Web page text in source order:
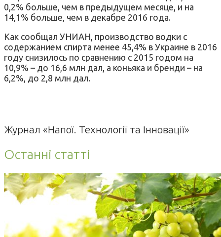
0,2% больше, чем в предыдущем месяце, и на
14,1% больше, чем в декабре 2016 года.
Как сообщал УНИАН, производство водки с
содержанием спирта менее 45,4% в Украине в 2016
году снизилось по сравнению с 2015 годом на
10,9% – до 16,6 млн дал, а коньяка и бренди – на
6,2%, до 2,8 млн дал.
Журнал «Напої. Технології та Інновації»
Останні статті